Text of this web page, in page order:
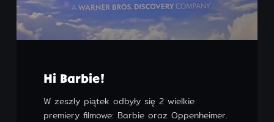
Hi Barbie!
W zeszły piątek odbyły się 2 wielkie
premiery filmowe: Barbie oraz Oppenheimer.
Designed by ForeverPinetree. Developed by
pawelczyk.art.